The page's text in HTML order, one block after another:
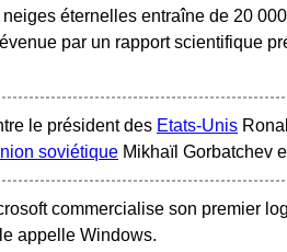
éternelles entraîne de 20
par un rapport scientifique
le président des Etats-Unis
soviétique Mikhaïl Gorbatchev
commercialise son premier
appelle Windows.